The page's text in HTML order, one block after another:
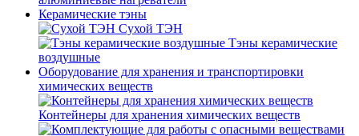
Керамические тэны
Сухой ТЭН
Тэны керамические
воздушные
Оборудование для хранения и транспортировки
химических веществ
Контейнеры для хранения химических веществ